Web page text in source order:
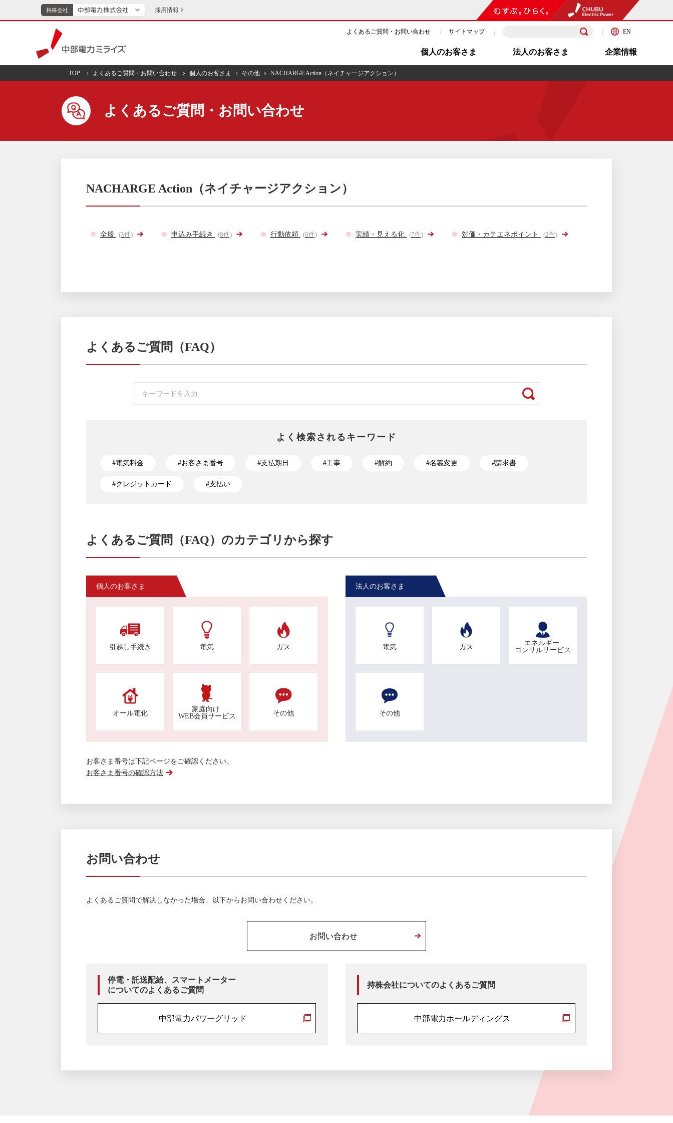
持株会社
持株会社
新成長分野・技術開発 キッズ・展示館
採用情報
中部電力ミライズ
個人のお客さま 法人のお客さま 企業情報
よくあるご質問・お問い合わせ サイトマップ EN
TOP よくあるご質問・お問い合わせ 個人のお客さま その他 NACHARGE Action（ネイチャージアクション）
よくあるご質問・お問い合わせ
NACHARGE Action（ネイチャージアクション）
全般 (3件) 申込み手続き (8件) 行動依頼 (6件) 実績・見える化 (7件) 対価・カテエネポイント (2件)
よくあるご質問（FAQ）
よく検索されるキーワード
#電気料金 #お客さま番号 #支払期日 #工事 #解約 #名義変更 #請求書
#クレジットカード #支払い
よくあるご質問（FAQ）のカテゴリから探す
個人のお客さま
引越し手続き 電気 ガス
オール電化
家庭向け
WEB会員サービス
その他
法人のお客さま
電気 ガス
エネルギー
コンサルサービス
その他
お客さま番号は下記ページをご確認ください。
お客さま番号の確認方法
お問い合わせ
よくあるご質問で解決しなかった場合、以下からお問い合わせください。
お問い合わせ
停電・託送配給、スマートメーター
についてのよくあるご質問
中部電力パワーグリッド
持株会社についてのよくあるご質問
中部電力ホールディングス